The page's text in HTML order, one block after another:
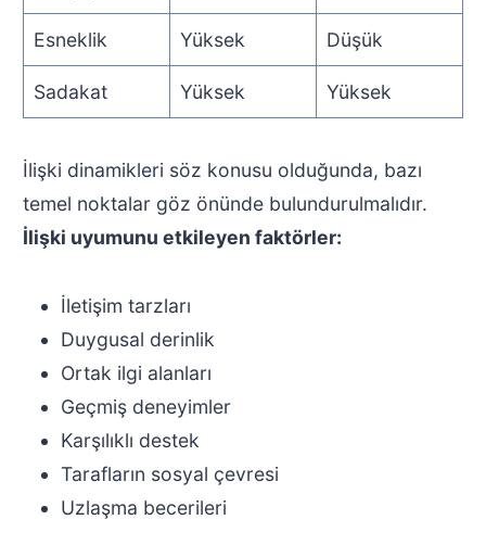
Esneklik Yüksek Düşük
Sadakat Yüksek Yüksek
İlişki dinamikleri söz konusu olduğunda, bazı
temel noktalar göz önünde bulundurulmalıdır.
İlişki uyumunu etkileyen faktörler:
İletişim tarzları
Duygusal derinlik
Ortak ilgi alanları
Geçmiş deneyimler
Karşılıklı destek
Tarafların sosyal çevresi
Uzlaşma becerileri